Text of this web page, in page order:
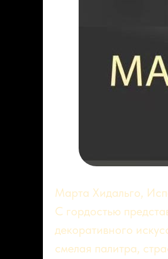
Марта Хидальго,
С гордостью
декоративного
смелая палитра,